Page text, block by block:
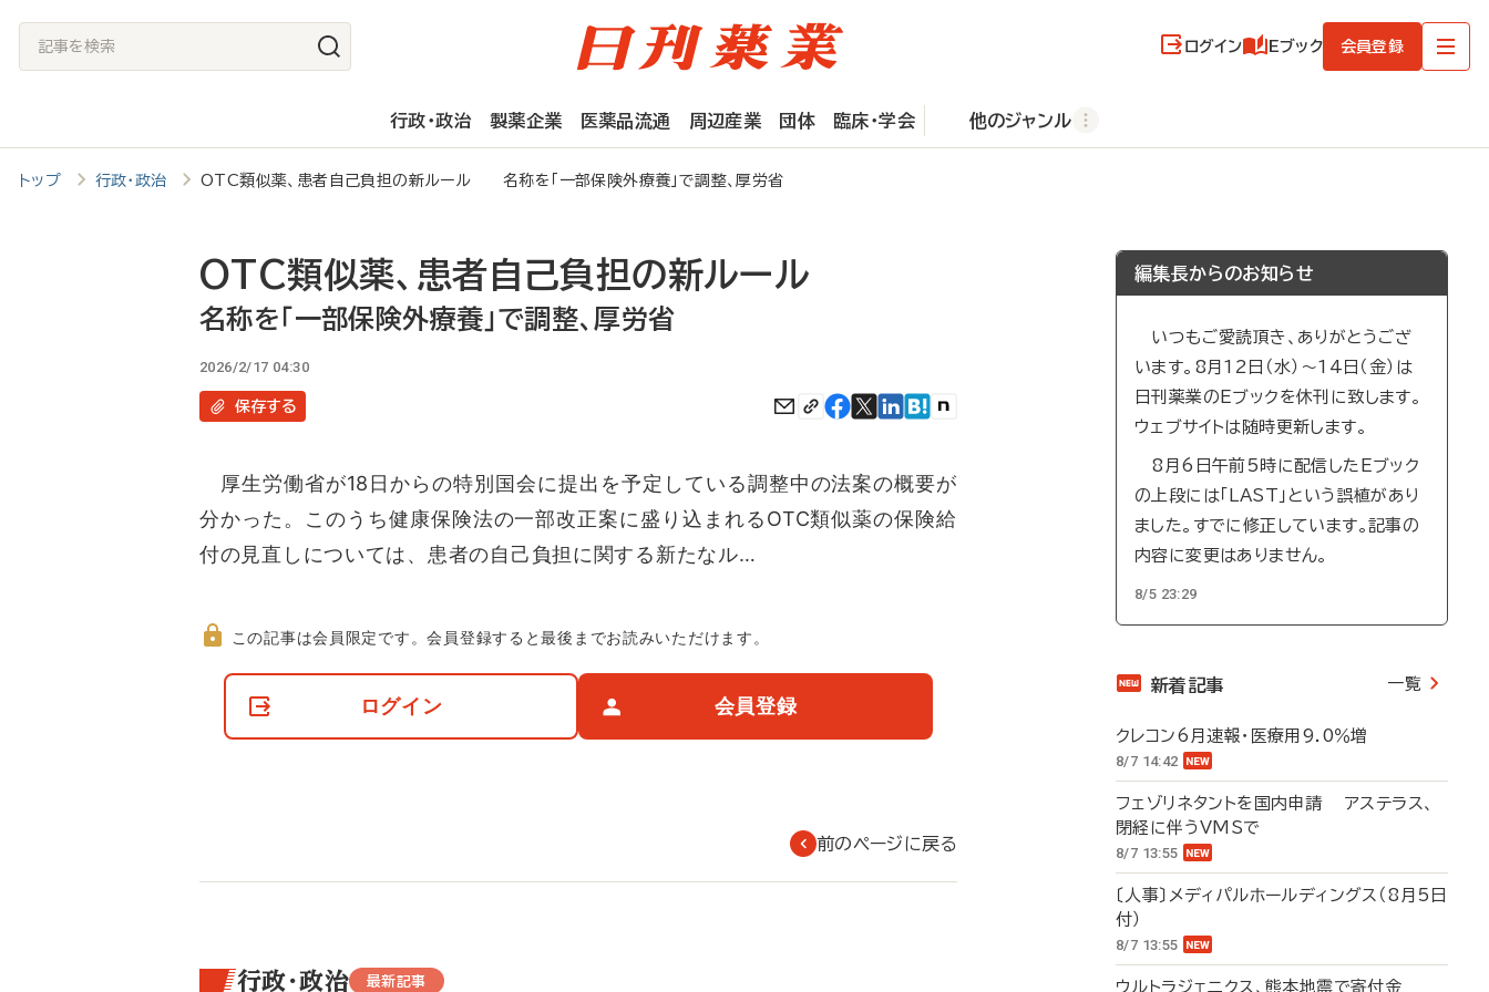
記
事
検
索
ログイン Eブック 会員登録
行政・政治 製薬企業 医薬品流通 周辺産業 団体 臨床・学会 他のジャンル
トップ 行政・政治 OTC類似薬、患者自己負担の新ルール 名称を「一部保険外療養」で調整、厚労省
OTC類似薬、患者自己負担の新ルール
名称を「一部保険外療養」で調整、厚労省
2026/2/17 04:30
保存する
厚生労働省が18日からの特別国会に提出を予定している調整中の法案の概要が
分かった。このうち健康保険法の一部改正案に盛り込まれるOTC類似薬の保険給
付の見直しについては、患者の自己負担に関する新たなル…
て
この記事は会員限定です。会員登録すると最後までお読みいただけます。
ログイン 会員登録
前のページに戻る
行政・政治 最新記事
編集長からのお知らせ
いつもご愛読頂き、ありがとうござ
います。8月12日（水）～14日（金）は
日刊薬業のEブックを休刊に致します。
ウェブサイトは随時更新します。
8月6日午前5時に配信したEブック
の上段には「LAST」という誤植があり
ました。すでに修正しています。記事の
内容に変更はありません。
8/5 23:29
新着記事 一覧
クレコン6月速報・医療用9.0％増
8/7 14:42
フェゾリネタントを国内申請 アステラス、
閉経に伴うVMSで
8/7 13:55
〔人事〕メディパルホールディングス（8月5日
付）
8/7 13:55
ウルトラジェニクス、熊本地震で寄付金